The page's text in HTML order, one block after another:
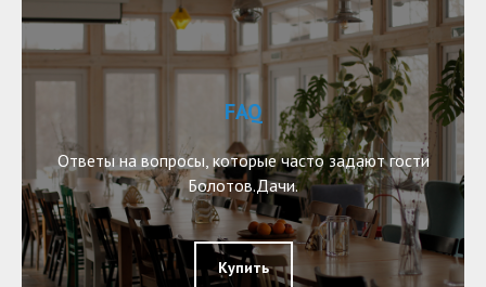
FAQ
Ответы на вопросы, которые часто задают гости
Болотов.Дачи.
Купить